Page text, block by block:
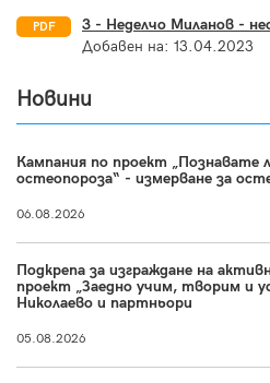
PDF 3 - Неделчо Миланов -
Добавен на: 13.04.2023
Новини
Кампания по проект „Познавате
остеопороза“ - измерване за
06.08.2026
Подкрепа за изграждане на
проект „Заедно учим, творим и
Николаево и партньори
05.08.2026